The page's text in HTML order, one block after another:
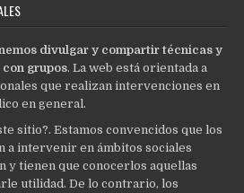
divulgar y compartir técnicas y
grupos. La web está orientada a
que realizan intervenciones en
en general.
sitio?. Estamos convencidos que los
a intervenir en ámbitos sociales
y tienen que conocerlos aquellas
utilidad. De lo contrario, los